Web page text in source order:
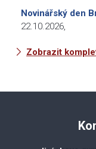
Novinářský den
22.10.2026,
Zobrazit